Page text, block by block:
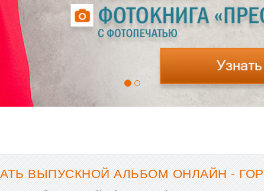
ВЫПУСКНОЙ АЛЬБОМ ОНЛАЙН -